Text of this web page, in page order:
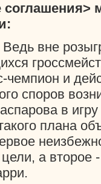
вне
чемпион и
споров
в
плана
а второе